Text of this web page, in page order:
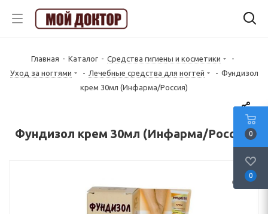
Главная - Каталог - Средства гигиены и косметики
-
Уход за ногтями
- Лечебные средства для ногтей - Фундизол
крем 30мл (Инфарма/Россия)
Фундизол крем 30мл (Инфарма/Россия)
0
0